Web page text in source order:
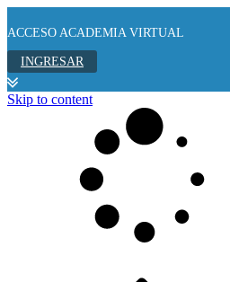
ACCESO ACADEMIA VIRTUAL
INGRESAR
Skip to content